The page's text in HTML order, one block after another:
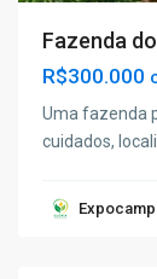
Fazenda
R$300.000
Uma fazenda
cuidados,